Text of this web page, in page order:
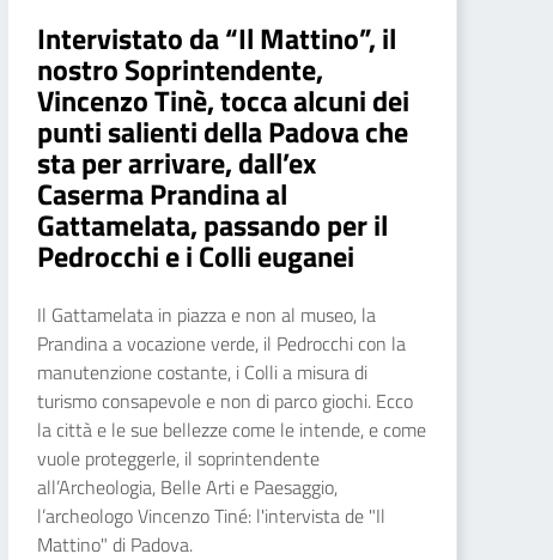
Intervistato da “Il Mattino”, il
nostro Soprintendente,
Vincenzo Tinè, tocca alcuni dei
punti salienti della Padova che
sta per arrivare, dall’ex
Caserma Prandina al
Gattamelata, passando per il
Pedrocchi e i Colli euganei
Il Gattamelata in piazza e non al museo, la
Prandina a vocazione verde, il Pedrocchi con la
manutenzione costante, i Colli a misura di
turismo consapevole e non di parco giochi. Ecco
la città e le sue bellezze come le intende, e come
vuole proteggerle, il soprintendente
all’Archeologia, Belle Arti e Paesaggio,
l’archeologo Vincenzo Tiné: l'intervista de "Il
Mattino" di Padova.